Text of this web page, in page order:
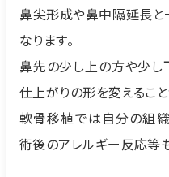
鼻尖形成や鼻中隔延長と
なります。
鼻先の少し上の方や少し
仕上がりの形を変えること
軟骨移植では自分の組
術後のアレルギー反応等